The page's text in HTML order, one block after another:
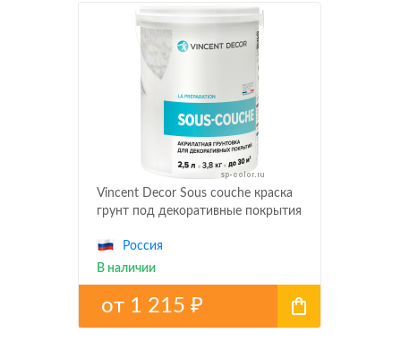
Vincent Decor Sous couche краска
грунт под декоративные покрытия
Россия
В наличии
от 1 215 ₽